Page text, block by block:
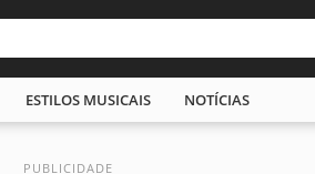
ESTILOS MUSICAIS NOTÍCIAS